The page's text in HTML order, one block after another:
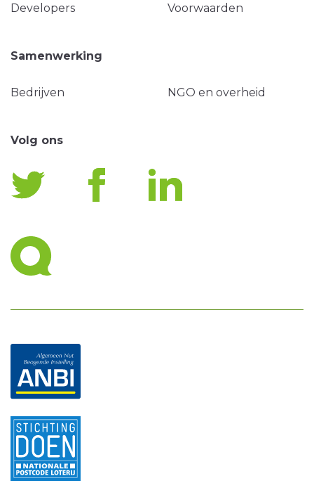
Developers Voorwaarden
Samenwerking
Bedrijven NGO en overheid
Volg ons